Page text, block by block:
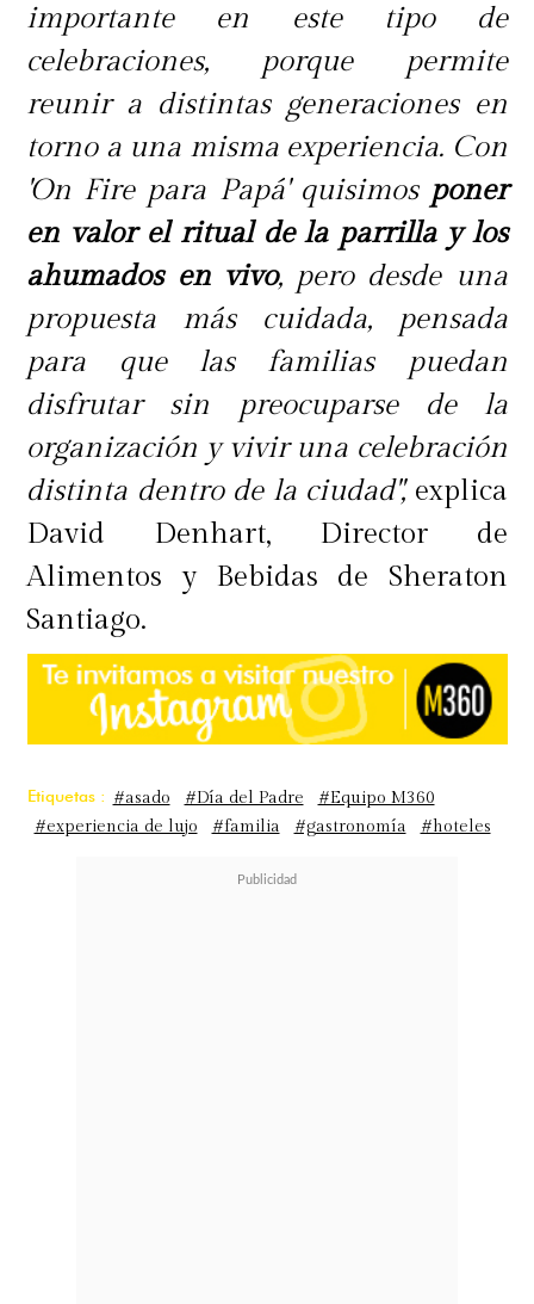
importante en este tipo de
celebraciones, porque permite
reunir a distintas generaciones en
torno a una misma experiencia. Con
'On Fire para Papá' quisimos poner
en valor el ritual de la parrilla y los
ahumados en vivo, pero desde una
propuesta más cuidada, pensada
para que las familias puedan
disfrutar sin preocuparse de la
organización y vivir una celebración
distinta dentro de la ciudad",explica
David Denhart, Director de
Alimentos y Bebidas de Sheraton
Santiago.
Etiquetas : #asado #Día del Padre
#Equipo M360
#experiencia de lujo
#familia #gastronomía #hoteles